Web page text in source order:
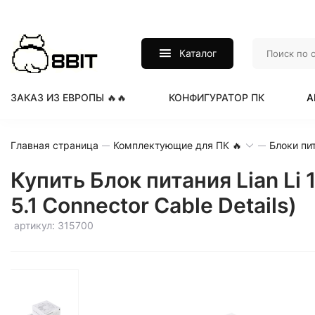
Каталог
ЗАКАЗ ИЗ ЕВРОПЫ 🔥🔥 КОНФИГУРАТОР ПК
Главная страница Комплектующие для ПК 🔥 Блоки
Купить Блок питания Lian Li
5.1 Connector Cable Details)
артикул: 315700